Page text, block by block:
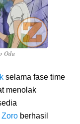
Oda
selama fase time
menolak
Zoro berhasil